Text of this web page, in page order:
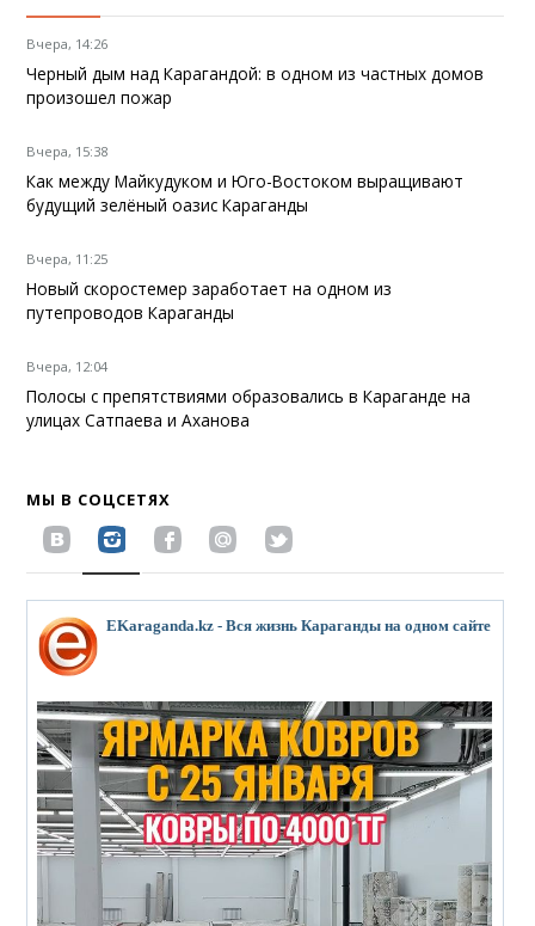
Вчера, 14:26
Черный дым над Карагандой: в одном из частных домов
произошел пожар
Вчера, 15:38
Как между Майкудуком и Юго-Востоком выращивают
будущий зелёный оазис Караганды
Вчера, 11:25
Новый скоростемер заработает на одном из
путепроводов Караганды
Вчера, 12:04
Полосы с препятствиями образовались в Караганде на
улицах Сатпаева и Аханова
МЫ В СОЦСЕТЯХ
EKaraganda.kz - Вся жизнь Караганды на одном сайте